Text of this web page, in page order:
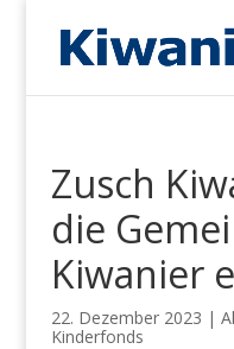
Zusch
die
Kiwanier
22. Dezember 2023 |
Kinderfonds